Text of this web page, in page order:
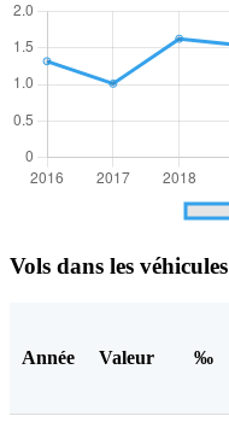
Vols dans les véhicules
Année Valeur ‰